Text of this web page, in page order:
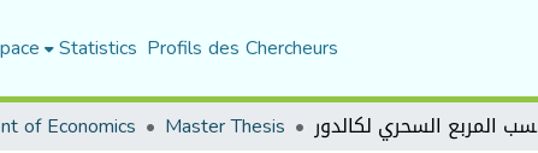
Statistics Profils des Chercheurs
of Economics Master Thesis لكالدور